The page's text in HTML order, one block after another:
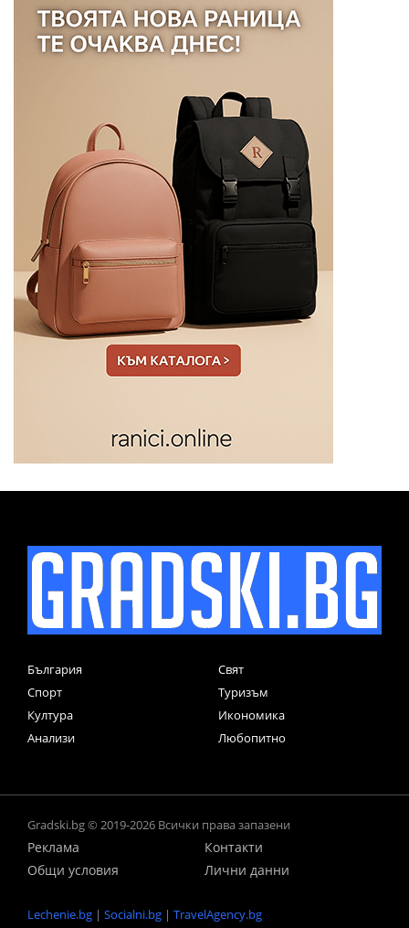
България
Свят
Спорт
Туризъм
Култура
Икономика
Анализи
Любопитно
Gradski.bg © 2019-2026 Всички права запазени
Реклама
Контакти
Общи условия
Лични данни
Lechenie.bg | Socialni.bg | TravelAgency.bg